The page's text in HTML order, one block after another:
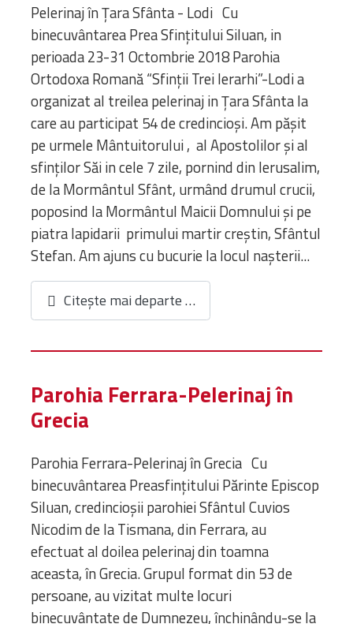
Pelerinaj în Țara Sfânta - Lodi Cu
binecuvântarea Prea Sfințitului Siluan, in
perioada 23-31 Octombrie 2018 Parohia
Ortodoxa Romană “Sfinții Trei Ierarhi”-Lodi a
organizat al treilea pelerinaj in Țara Sfânta la
care au participat 54 de credincioși. Am pășit
pe urmele Mântuitorului , al Apostolilor și al
sfinților Săi in cele 7 zile, pornind din Ierusalim,
de la Mormântul Sfânt, urmând drumul crucii,
poposind la Mormântul Maicii Domnului și pe
piatra lapidarii primului martir creștin, Sfântul
Stefan. Am ajuns cu bucurie la locul nașterii...
Citește mai departe …
Parohia Ferrara-Pelerinaj în
Grecia
Parohia Ferrara-Pelerinaj în Grecia Cu
binecuvântarea Preasfinţitului Părinte Episcop
Siluan, credincioşii parohiei Sfântul Cuvios
Nicodim de la Tismana, din Ferrara, au
efectuat al doilea pelerinaj din toamna
aceasta, în Grecia. Grupul format din 53 de
persoane, au vizitat multe locuri
binecuvântate de Dumnezeu, închinându-se la